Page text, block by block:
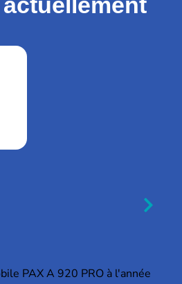
PAX A 920 PRO à l'année